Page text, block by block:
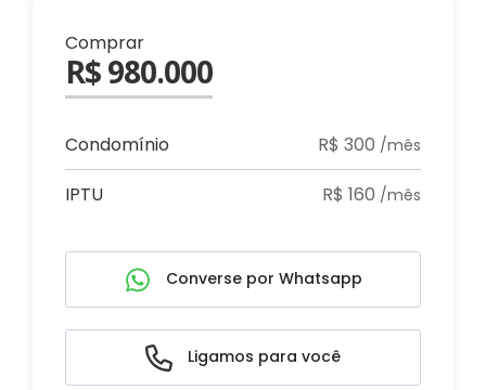
Comprar
R$ 980.000
Condomínio R$ 300 /mês
IPTU R$ 160 /mês
Converse por Whatsapp
Ligamos para você